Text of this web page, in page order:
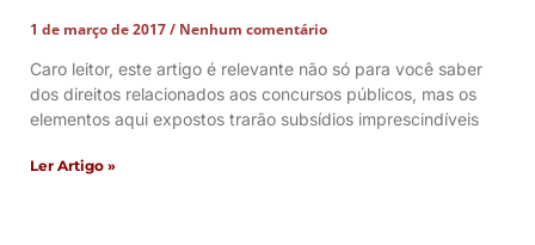
1 de março de 2017
Nenhum comentário
Caro leitor, este artigo é relevante não só para você saber
dos direitos relacionados aos concursos públicos, mas os
elementos aqui expostos trarão subsídios imprescindíveis
Ler Artigo »